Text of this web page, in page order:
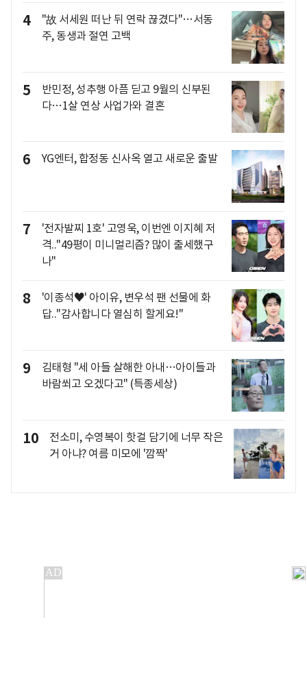
4
"故 서세원 떠난 뒤 연락 끊겼다"…서동
주, 동생과 절연 고백
5
반민정, 성추행 아픔 딛고 9월의 신부된
다…1살 연상 사업가와 결혼
6 YG엔터, 합정동 신사옥 열고 새로운 출발
7
'전자발찌 1호' 고영욱, 이번엔 이지혜 저
격.."49평이 미니멀리즘? 많이 출세했구
나"
8
'이종석♥' 아이유, 변우석 팬 선물에 화
답.."감사합니다 열심히 할게요!"
9
김태형 "세 아들 살해한 아내…아이들과
바람쐬고 오겠다고" (특종세상)
10
전소미, 수영복이 핫걸 담기에 너무 작은
거 아냐? 여름 미모에 '깜짝'